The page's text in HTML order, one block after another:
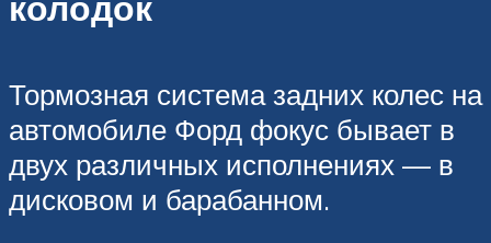
Тормозная система задних колес на
автомобиле Форд фокус бывает в
двух различных исполнениях — в
дисковом и барабанном.